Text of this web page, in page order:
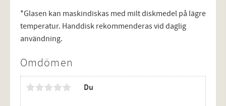
*Glasen kan maskindiskas med milt diskmedel på lägre
temperatur. Handdisk rekommenderas vid daglig
användning.
Omdömen
Du